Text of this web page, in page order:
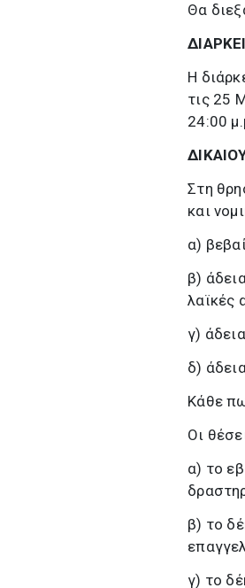
Θα
Η
τις 25
24:00
Στη
και
α)
β)
λαϊκές
γ)
δ)
Κάθε
Οι
α) το
β) το
γ) το